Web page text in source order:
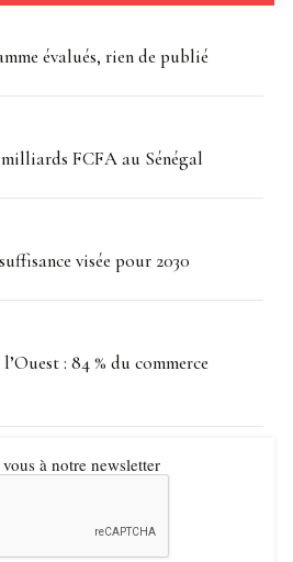
évalués, rien de publié
FCFA au Sénégal
visée pour 2030
: 84 % du commerce
à notre newsletter